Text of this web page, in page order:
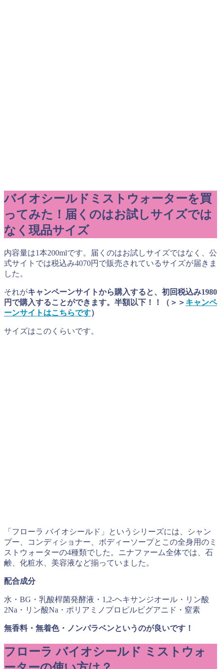
バイオシールドミストウォーターを買
ってみた！届くのはお試しサイズでは
なく現品サイズ
内容量は1本200mlです。届くのはお試しサイズではなく、公
式サイトでは税込み4070円で販売されているサイズが届きま
した。
それがキャンペーンサイトから購入すると、初回税込み1980
円で購入することができます。半額以下！！（＞＞ キャンペ
ーンサイトはこちらです）
サイズはこのくらいです。
「フローラ バイオシールド」というシリーズには、シャン
プー、コンディショナー、ボディーソープとこの全身用のミ
ストウォーターの4種類でした。ニナファーム全体では、石
鹸、化粧水、美容液など揃っていました。
配合成分
水・BG・乳酸桿菌発酵液・1,2-ヘキサンジオール・リン酸
2Na・リン酸Na・ポリアミノプロピルビグアニド・窒素
無香料・無着色・ノンパラベンというのが良いです！
フローラ バイオシールド ミストウォ